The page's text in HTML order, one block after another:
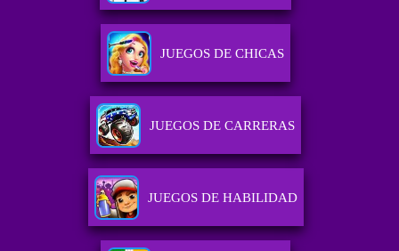
JUEGOS DE CHICAS
JUEGOS DE CARRERAS
JUEGOS DE HABILIDAD